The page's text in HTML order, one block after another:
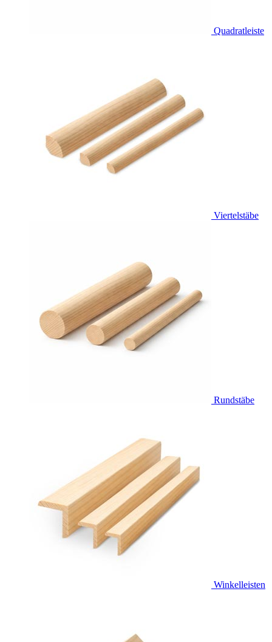
Quadratleiste
Viertelstäbe
Rundstäbe
Winkelleisten